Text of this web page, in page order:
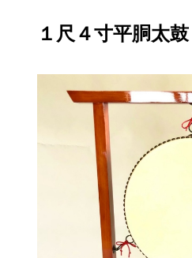
１尺４寸平胴太